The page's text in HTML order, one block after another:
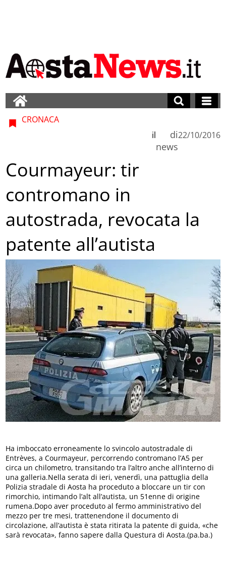
CRONACA
di
news
il 22/10/2016
Courmayeur: tir
contromano in
autostrada, revocata la
patente all’autista
Ha imboccato erroneamente lo svincolo autostradale di
Entrèves, a Courmayeur, percorrendo contromano l’A5 per
circa un chilometro, transitando tra l’altro anche all’interno di
una galleria.Nella serata di ieri, venerdì, una pattuglia della
Polizia stradale di Aosta ha proceduto a bloccare un tir con
rimorchio, intimando l’alt all’autista, un 51enne di origine
rumena.Dopo aver proceduto al fermo amministrativo del
mezzo per tre mesi, trattenendone il documento di
circolazione, all’autista è stata ritirata la patente di guida, «che
sarà revocata», fanno sapere dalla Questura di Aosta.(pa.ba.)